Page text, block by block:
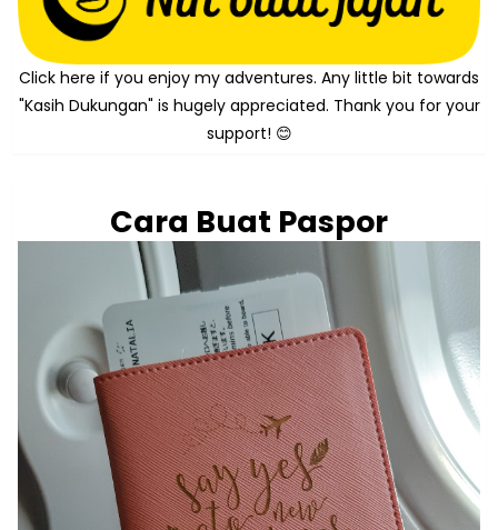
Click here if you enjoy my adventures. Any little bit towards
"Kasih Dukungan" is hugely appreciated. Thank you for your
support! 😊
Cara Buat Paspor